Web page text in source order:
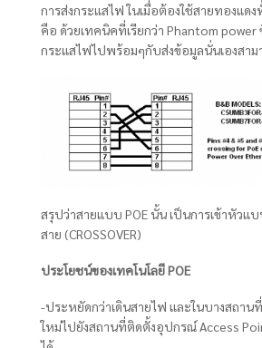
การส่งกระแสไฟ ในเมื่อต้องใช้สายทองแ
คือ ด้วยเทคนิคที่เรียกว่า Phantom power
กระแสไฟไปพร้อมๆกับส่งข้อมูลนั่นเองสา
สรุปว่าสายแบบ POE นั้น เป็นการเข้าหัวแ
สาย (CROSSOVER)
ประโยชน์ของเทคโนโลยีPOE
-ประหยัดกว่าเดินสายไฟ และในบางสถาน
ใหม่ไปยังสถานที่ติดตั้งอุปกรณ์ Access